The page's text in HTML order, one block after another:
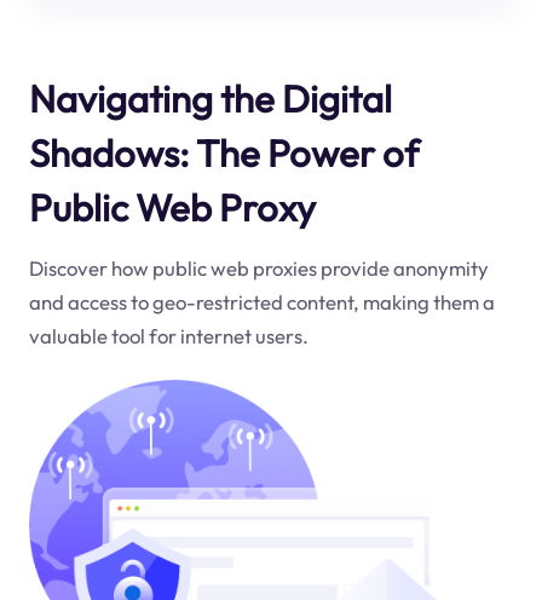
Navigating the Digital
Shadows: The Power of
Public Web Proxy
Discover how public web proxies provide anonymity
and access to geo-restricted content, making them a
valuable tool for internet users.